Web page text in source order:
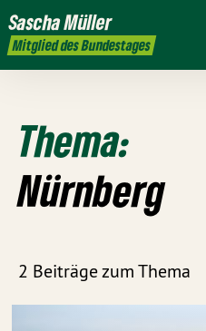
SaschaMüller
Mitglied des Bundestages
Transparenz
Ziele mich
Thema:
Nürnberg
2 Beiträge zum Thema